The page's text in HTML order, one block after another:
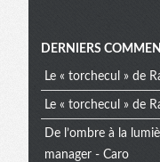
extra
DERNIERS
Le « torchecul » de
Le « torchecul » de
De l’ombre à la
manager - Caro